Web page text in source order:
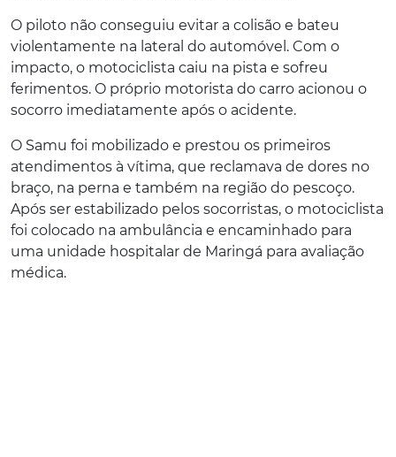
O piloto não conseguiu evitar a colisão e bateu
violentamente na lateral do automóvel. Com o
impacto, o motociclista caiu na pista e sofreu
ferimentos. O próprio motorista do carro acionou o
socorro imediatamente após o acidente.
O Samu foi mobilizado e prestou os primeiros
atendimentos à vítima, que reclamava de dores no
braço, na perna e também na região do pescoço.
Após ser estabilizado pelos socorristas, o motociclista
foi colocado na ambulância e encaminhado para
uma unidade hospitalar de Maringá para avaliação
médica.